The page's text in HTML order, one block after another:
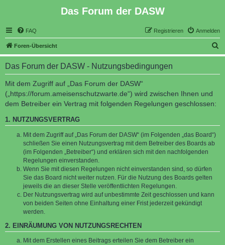
Das Forum der DASW
FAQ Anmelden
Registrieren
Foren-Übersicht
u
Das Forum der DASW - Nutzungsbedingungen
Mit dem Zugriff auf „Das Forum der DASW“
(„https://forum.ameisenschutzwarte.de“) wird zwischen Ihnen und
dem Betreiber ein Vertrag mit folgenden Regelungen geschlossen:
1. NUTZUNGSVERTRAG
Mit dem Zugriff auf „Das Forum der DASW“ (im Folgenden „das Board“)
schließen Sie einen Nutzungsvertrag mit dem Betreiber des Boards ab
(im Folgenden „Betreiber“) und erklären sich mit den nachfolgenden
Regelungen einverstanden.
Wenn Sie mit diesen Regelungen nicht einverstanden sind, so dürfen
Sie das Board nicht weiter nutzen. Für die Nutzung des Boards gelten
jeweils die an dieser Stelle veröffentlichten Regelungen.
Der Nutzungsvertrag wird auf unbestimmte Zeit geschlossen und kann
von beiden Seiten ohne Einhaltung einer Frist jederzeit gekündigt
werden.
2. EINRÄUMUNG VON NUTZUNGSRECHTEN
Mit dem Erstellen eines Beitrags erteilen Sie dem Betreiber ein